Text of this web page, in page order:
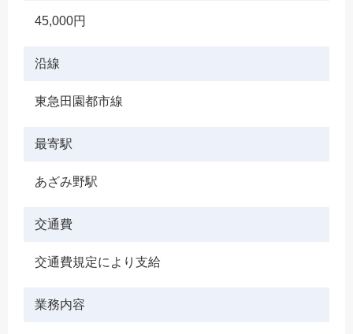
45,000円
沿線
東急田園都市線
最寄駅
あざみ野駅
交通費
交通費規定により支給
業務内容